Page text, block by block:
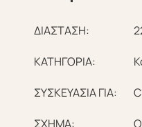
ΔΙΑΣΤΑΣΗ:
ΚΑΤΗΓΟΡΙΑ:
ΣΥΣΚΕΥΑΣΙΑ ΓΙΑ:
ΣΧΗΜΑ: